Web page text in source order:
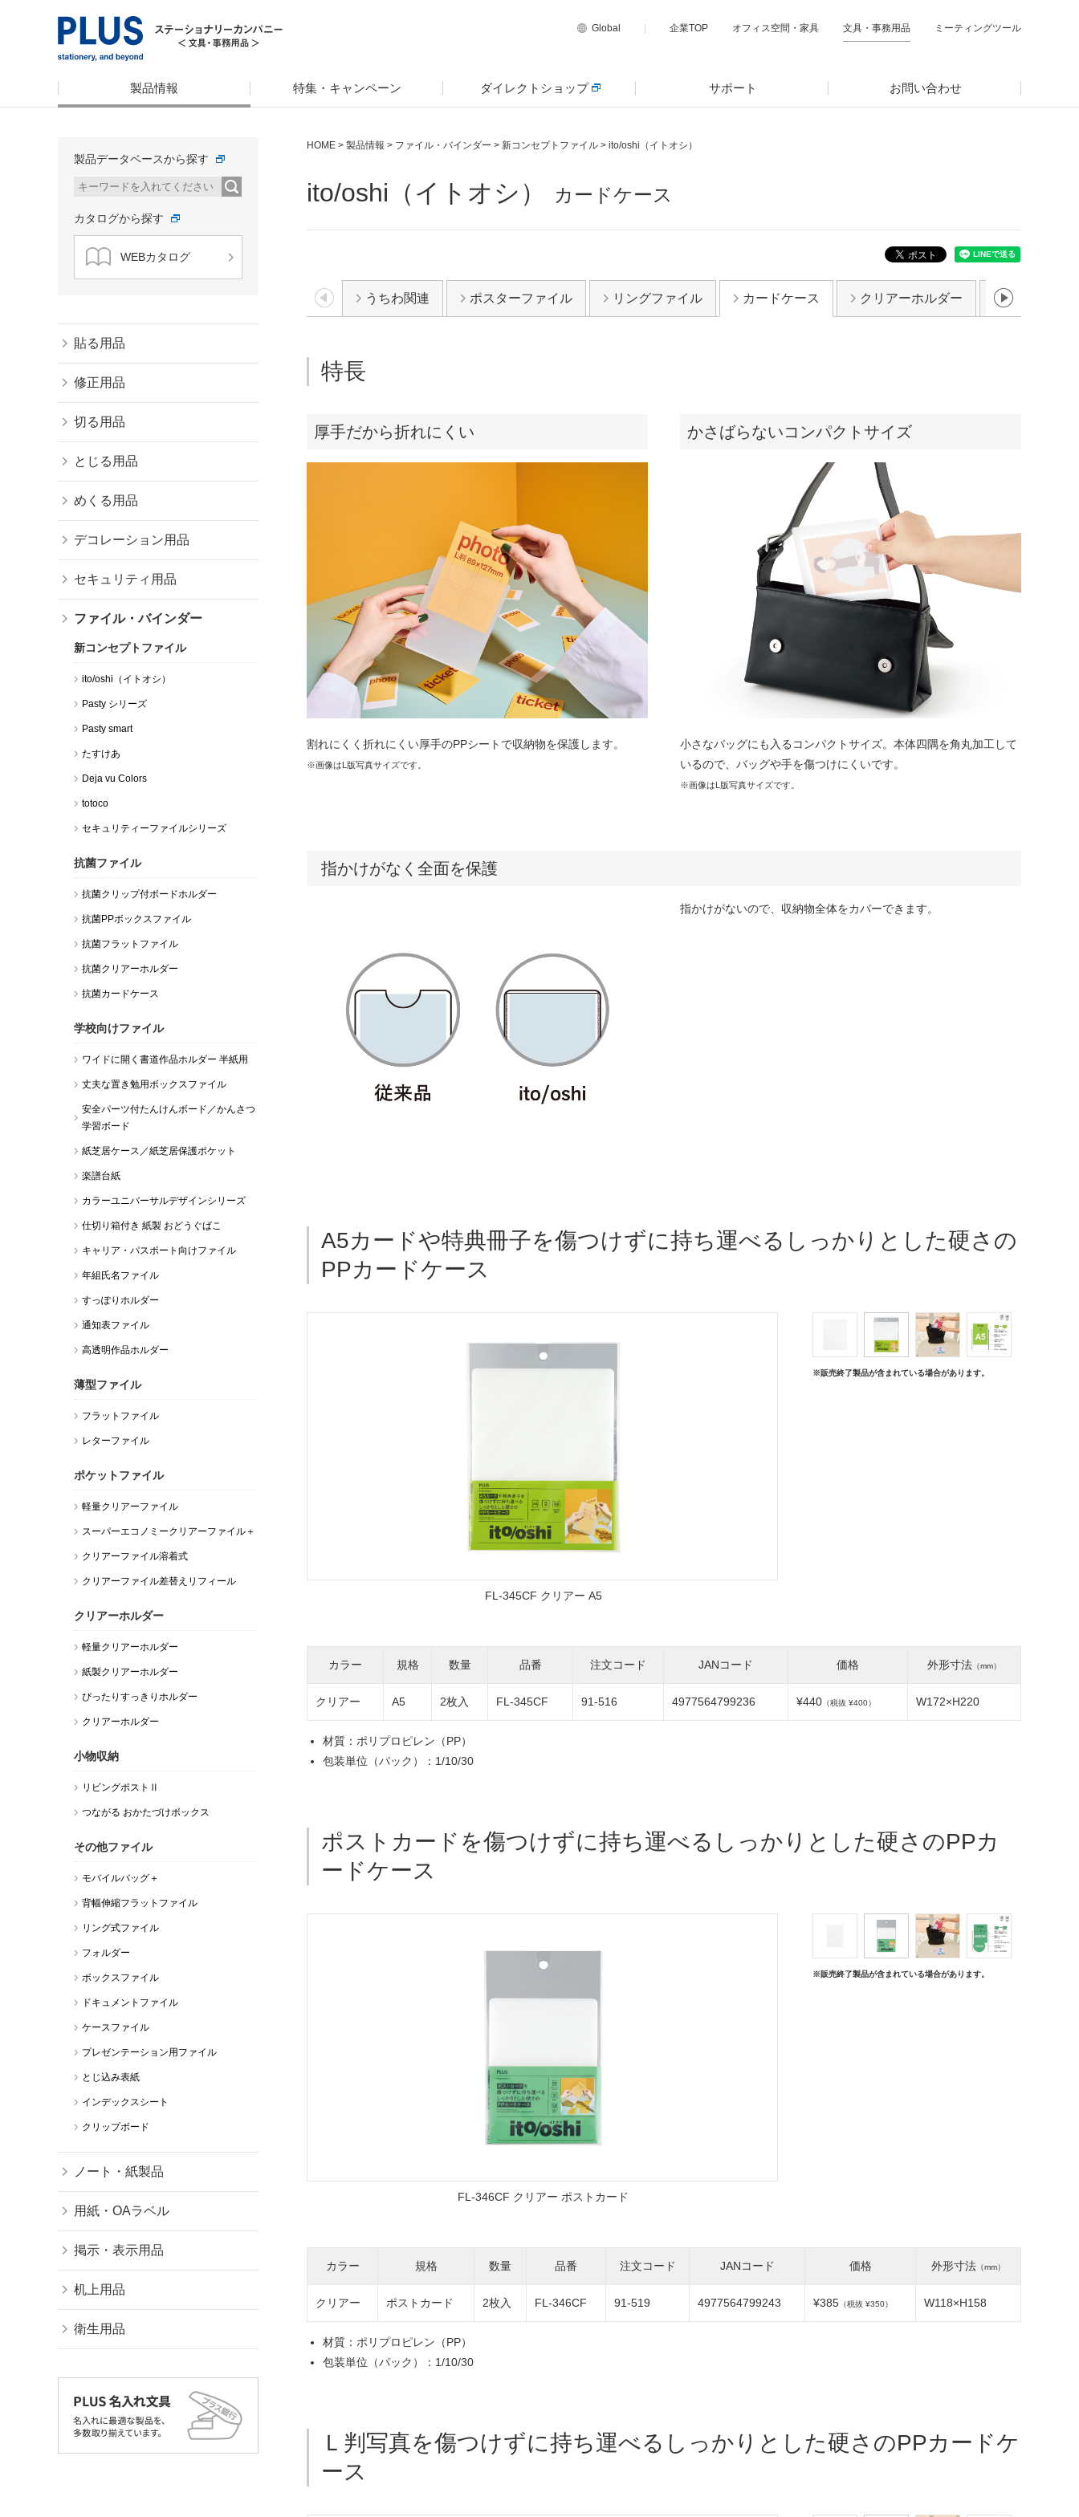
Global 企業TOP オフィス空間・家具 文具・事務用品 ミーティングツール
製品情報 特集・キャンペーン ダイレクトショップ サポート お問い合わせ
HOME > 製品情報 > ファイル・バインダー > 新コンセプトファイル > ito/oshi（イトオシ）
ito/oshi（イトオシ） カードケース
うちわ関連 ポスターファイル リングファイル カードケース クリアーホルダー ケースファ
特長
厚⼿だから折れにくい
割れにくく折れにくい厚⼿のPPシートで収納物を保護します。
※画像はL版写真サイズです。
かさばらないコンパクトサイズ
⼩さなバッグにも⼊るコンパクトサイズ。本体四隅を角丸加工して
いるので、バッグや⼿を傷つけにくいです。
※画像はL版写真サイズです。
指かけがなく全面を保護
指かけがないので、収納物全体をカバーできます。
A5カードや特典冊子を傷つけずに持ち運べるしっかりとした硬さの
PPカードケース
FL-345CF クリアー A5
※販売終了製品が含まれている場合があります。
カラー 規格 数量 品番 注文コード JANコード 価格 外形寸法 （mm）
クリアー A5 2枚入 FL-345CF 91-516 4977564799236 ¥440 （税抜 ¥400） W172×H220
材質：ポリプロピレン（PP）
包装単位（パック）：1/10/30
ポストカードを傷つけずに持ち運べるしっかりとした硬さのPPカ
ードケース
FL-346CF クリアー ポストカード
※販売終了製品が含まれている場合があります。
カラー 規格 数量 品番 注文コード JANコード 価格 外形寸法 （mm）
クリアー ポストカード 2枚入 FL-346CF 91-519 4977564799243 ¥385 （税抜 ¥350） W118×H158
材質：ポリプロピレン（PP）
包装単位（パック）：1/10/30
Ｌ判写真を傷つけずに持ち運べるしっかりとした硬さのPPカードケ
ース
製品データベースから探す
カタログから探す
WEBカタログ
貼る用品
修正用品
切る用品
とじる用品
めくる用品
デコレーション用品
セキュリティ用品
ファイル・バインダー
新コンセプトファイル
ito/oshi（イトオシ）
Pasty シリーズ
Pasty smart
たすけあ
Deja vu Colors
totoco
セキュリティーファイルシリーズ
抗菌ファイル
抗菌クリップ付ボードホルダー
抗菌PPボックスファイル
抗菌フラットファイル
抗菌クリアーホルダー
抗菌カードケース
学校向けファイル
ワイドに開く書道作品ホルダー 半紙用
丈夫な置き勉用ボックスファイル​
安全パーツ付たんけんボード／かんさつ
学習ボード
紙芝居ケース／紙芝居保護ポケット
楽譜台紙
カラーユニバーサルデザインシリーズ
仕切り箱付き 紙製 おどうぐばこ
キャリア・パスポート向けファイル
年組氏名ファイル
すっぽりホルダー
通知表ファイル
高透明作品ホルダー
薄型ファイル
フラットファイル
レターファイル
ポケットファイル
軽量クリアーファイル
スーパーエコノミークリアーファイル＋
クリアーファイル溶着式
クリアーファイル差替えリフィール
クリアーホルダー
軽量クリアーホルダー
紙製クリアーホルダー
ぴったりすっきりホルダー
クリアーホルダー
小物収納
リビングポストⅡ
つながる おかたづけボックス
その他ファイル
モバイルバッグ＋
背幅伸縮フラットファイル
リング式ファイル
フォルダー
ボックスファイル
ドキュメントファイル
ケースファイル
プレゼンテーション用ファイル
とじ込み表紙
インデックスシート
クリップボード
ノート・紙製品
用紙・OAラベル
掲示・表示用品
机上用品
衛生用品